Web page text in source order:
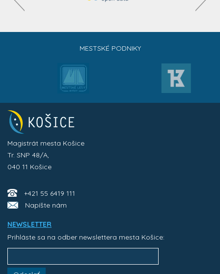
MESTSKÉ PODNIKY
Magistrát mesta Košice
Tr. SNP 48/A,
040 11 Košice
+421 55 6419 111
Napíšte nám
NEWSLETTER
Prihláste sa na odber newslettera mesta Košice: